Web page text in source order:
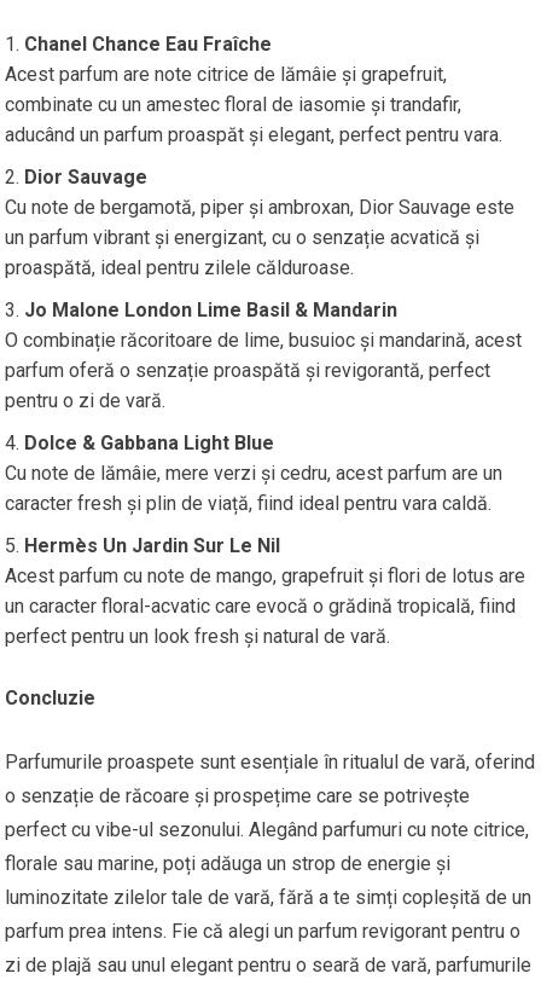
Chanel Chance Eau Fraîche
Acest parfum are note citrice de lămâie și grapefruit,
combinate cu un amestec floral de iasomie și trandafir,
aducând un parfum proaspăt și elegant, perfect pentru vara.
Dior Sauvage
Cu note de bergamotă, piper și ambroxan, Dior Sauvage este
un parfum vibrant și energizant, cu o senzație acvatică și
proaspătă, ideal pentru zilele călduroase.
Jo Malone London Lime Basil & Mandarin
O combinație răcoritoare de lime, busuioc și mandarină, acest
parfum oferă o senzație proaspătă și revigorantă, perfect
pentru o zi de vară.
Dolce & Gabbana Light Blue
Cu note de lămâie, mere verzi și cedru, acest parfum are un
caracter fresh și plin de viață, fiind ideal pentru vara caldă.
Hermès Un Jardin Sur Le Nil
Acest parfum cu note de mango, grapefruit și flori de lotus are
un caracter floral-acvatic care evocă o grădină tropicală, fiind
perfect pentru un look fresh și natural de vară.
Concluzie
Parfumurile proaspete sunt esențiale în ritualul de vară, oferind
o senzație de răcoare și prospețime care se potrivește
perfect cu vibe-ul sezonului. Alegând parfumuri cu note citrice,
florale sau marine, poți adăuga un strop de energie și
luminozitate zilelor tale de vară, fără a te simți copleșită de un
parfum prea intens. Fie că alegi un parfum revigorant pentru o
zi de plajă sau unul elegant pentru o seară de vară, parfumurile